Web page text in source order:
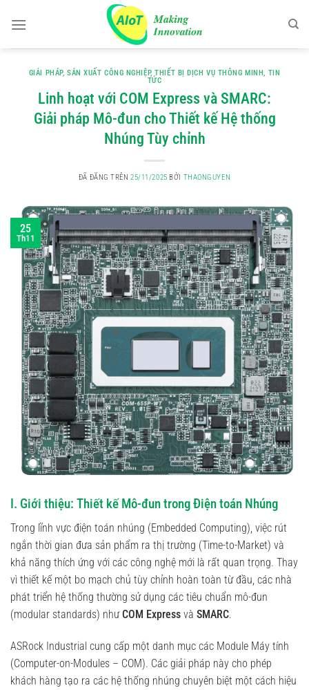
đến
GIẢI PHÁP, SẢN XUẤT CÔNG NGHIỆP,THIẾT BỊ DỊCH VỤ THÔNG MINH, TIN
TỨC
Linh hoạt với COM Express và SMARC:
Giải pháp Mô-đun cho Thiết kế Hệ thống
Nhúng Tùy chỉnh
ĐÃ ĐĂNG TRÊN25/11/2025 BỞI THAONGUYEN
25
Th11
I. Giới thiệu: Thiết kế Mô-đun trong Điện toán Nhúng
Trong lĩnh vực điện toán nhúng (Embedded Computing), việc rút
ngắn thời gian đưa sản phẩm ra thị trường (Time-to-Market) và
khả năng thích ứng với các công nghệ mới là rất quan trọng. Thay
vì thiết kế một bo mạch chủ tùy chỉnh hoàn toàn từ đầu, các nhà
phát triển hệ thống thường sử dụng các tiêu chuẩn mô-đun
(modular standards) nhưCOM Express và SMARC.
ASRock Industrial cung cấp một danh mục các Module Máy tính
(Computer-on-Modules – COM). Các giải pháp này cho phép
khách hàng tạo ra các hệ thống nhúng chuyên biệt một cách hiệu